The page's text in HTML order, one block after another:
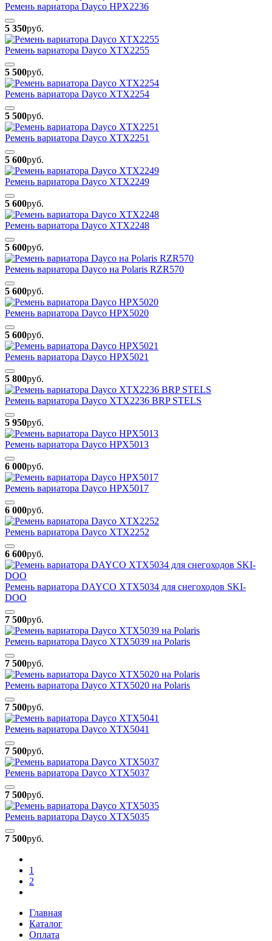
Ремень вариатора Dayco HPX2236
5 350руб.
Ремень вариатора Dayco XTX2255
5 500руб.
Ремень вариатора Dayco XTX2254
5 500руб.
Ремень вариатора Dayco XTX2251
5 600руб.
Ремень вариатора Dayco XTX2249
5 600руб.
Ремень вариатора Dayco XTX2248
5 600руб.
Ремень вариатора Dayco на Polaris RZR570
5 600руб.
Ремень вариатора Dayco HPX5020
5 600руб.
Ремень вариатора Dayco HPX5021
5 800руб.
Ремень вариатора Dayco XTX2236 BRP STELS
5 950руб.
Ремень вариатора Dayco HPX5013
6 000руб.
Ремень вариатора Dayco HPX5017
6 000руб.
Ремень вариатора Dayco XTX2252
6 600руб.
Ремень вариатора DAYCO XTX5034 для снегоходов SKI-
DOO
7 500руб.
Ремень вариатора Dayco XTX5039 на Polaris
7 500руб.
Ремень вариатора Dayco XTX5020 на Polaris
7 500руб.
Ремень вариатора Dayco XTX5041
7 500руб.
Ремень вариатора Dayco XTX5037
7 500руб.
Ремень вариатора Dayco XTX5035
7 500руб.
1
2
Главная
Каталог
Оплата